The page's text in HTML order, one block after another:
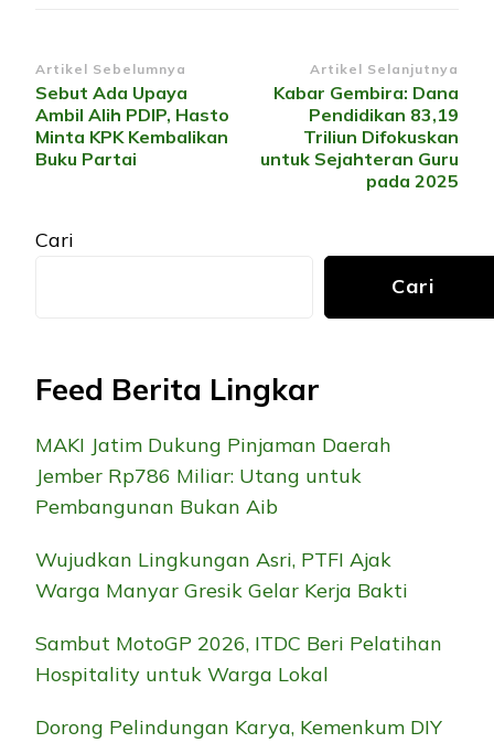
Navigasi
Artikel
Artikel Sebelumnya
Sebut Ada Upaya
Ambil Alih PDIP, Hasto
Minta KPK Kembalikan
Buku Partai
Artikel Selanjutnya
Kabar Gembira: Dana
Pendidikan 83,19
Triliun Difokuskan
untuk Sejahteran Guru
pada 2025
Cari
Cari
Feed Berita Lingkar
MAKI Jatim Dukung Pinjaman Daerah
Jember Rp786 Miliar: Utang untuk
Pembangunan Bukan Aib
Wujudkan Lingkungan Asri, PTFI Ajak
Warga Manyar Gresik Gelar Kerja Bakti
Sambut MotoGP 2026, ITDC Beri Pelatihan
Hospitality untuk Warga Lokal
Dorong Pelindungan Karya, Kemenkum DIY